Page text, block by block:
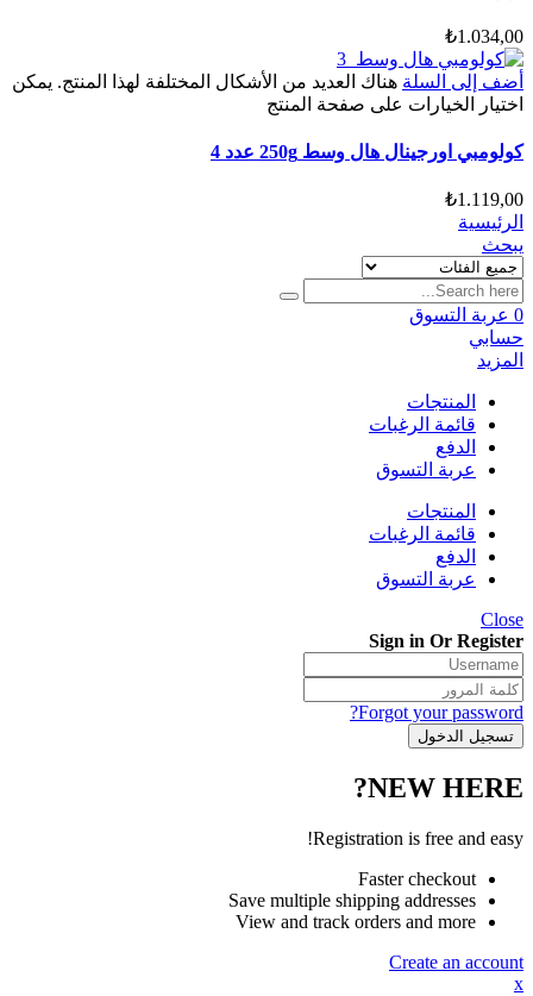
₺1.034,00
أضف إلى السلة هناك العديد من الأشكال المختلفة لهذا المنتج. يمكن
اختيار الخيارات على صفحة المنتج
كولومبي اورجينال هال وسط 250g عدد 4
₺1.119,00
الرئيسية
يبحث
0 عربة التسوق
حسابي
المزيد
المنتجات
قائمة الرغبات
الدفع
عربة التسوق
المنتجات
قائمة الرغبات
الدفع
عربة التسوق
Close
Sign in Or Register
Forgot your password?
NEW HERE?
Registration is free and easy!
Faster checkout
Save multiple shipping addresses
View and track orders and more
Create an account
x